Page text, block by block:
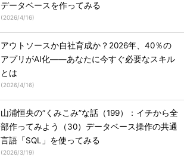
データベースを作ってみる
(2026/4/16)
アウトソースか自社育成か？2026年、40％の
アプリがAI化――あなたに今すぐ必要なスキル
とは
(2026/4/16)
山浦恒央の“くみこみ”な話（199）：イチから全
部作ってみよう（30）データベース操作の共通
言語「SQL」を使ってみる
(2026/3/19)